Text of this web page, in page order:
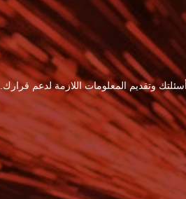
وتقديم المعلومات اللازمة لدعم قرارك.